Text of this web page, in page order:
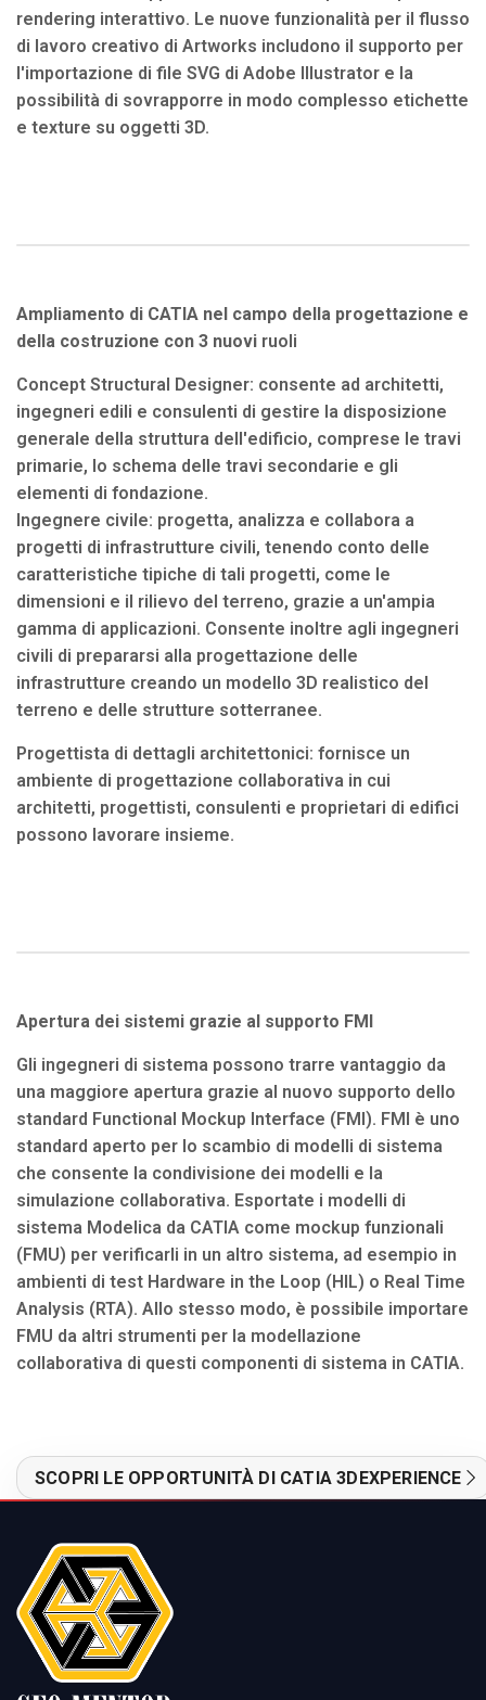
rendering interattivo. Le nuove funzionalità per il flusso
di lavoro creativo di Artworks includono il supporto per
l'importazione di file SVG di Adobe Illustrator e la
possibilità di sovrapporre in modo complesso etichette
e texture su oggetti 3D.
Ampliamento di CATIA nel campo della progettazione e
della costruzione con 3 nuovi ruoli
Concept Structural Designer: consente ad architetti,
ingegneri edili e consulenti di gestire la disposizione
generale della struttura dell'edificio, comprese le travi
primarie, lo schema delle travi secondarie e gli
elementi di fondazione.
Ingegnere civile: progetta, analizza e collabora a
progetti di infrastrutture civili, tenendo conto delle
caratteristiche tipiche di tali progetti, come le
dimensioni e il rilievo del terreno, grazie a un'ampia
gamma di applicazioni. Consente inoltre agli ingegneri
civili di prepararsi alla progettazione delle
infrastrutture creando un modello 3D realistico del
terreno e delle strutture sotterranee.
Progettista di dettagli architettonici: fornisce un
ambiente di progettazione collaborativa in cui
architetti, progettisti, consulenti e proprietari di edifici
possono lavorare insieme.
Apertura dei sistemi grazie al supporto FMI
Gli ingegneri di sistema possono trarre vantaggio da
una maggiore apertura grazie al nuovo supporto dello
standard Functional Mockup Interface (FMI). FMI è uno
standard aperto per lo scambio di modelli di sistema
che consente la condivisione dei modelli e la
simulazione collaborativa. Esportate i modelli di
sistema Modelica da CATIA come mockup funzionali
(FMU) per verificarli in un altro sistema, ad esempio in
ambienti di test Hardware in the Loop (HIL) o Real Time
Analysis (RTA). Allo stesso modo, è possibile importare
FMU da altri strumenti per la modellazione
collaborativa di questi componenti di sistema in CATIA.
SCOPRI LE OPPORTUNITÀ DI CATIA 3DEXPERIENCE